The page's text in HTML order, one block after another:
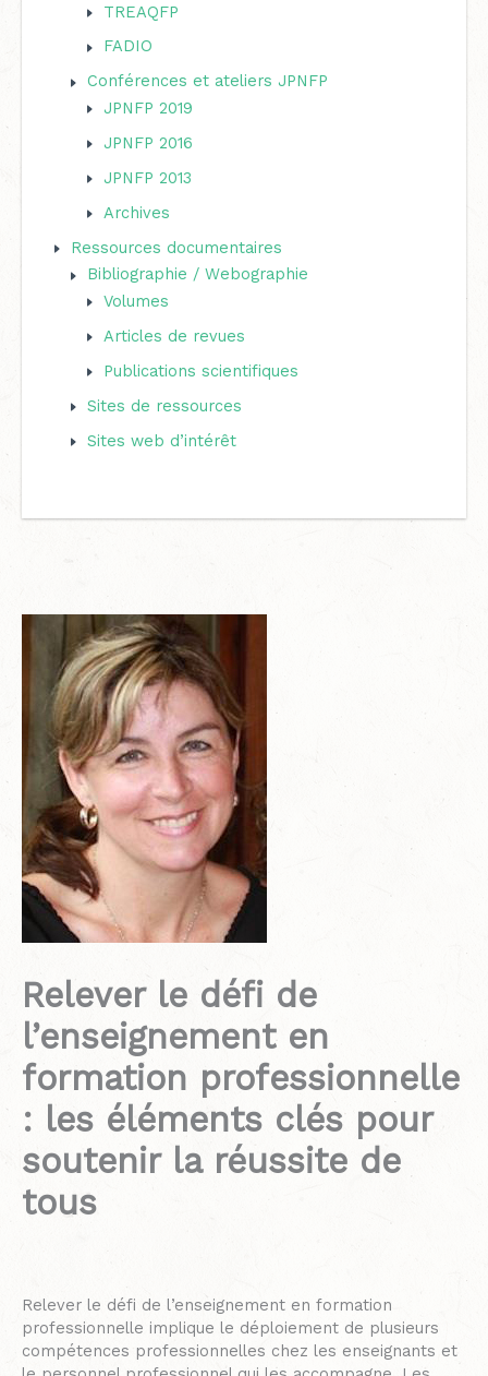
TREAQFP
FADIO
Conférences et ateliers JPNFP
JPNFP 2019
JPNFP 2016
JPNFP 2013
Archives
Ressources documentaires
Bibliographie / Webographie
Volumes
Articles de revues
Publications scientifiques
Sites de ressources
Sites web d’intérêt
Relever le défi de
l’enseignement en
formation professionnelle
: les éléments clés pour
soutenir la réussite de
tous
Relever le défi de l’enseignement en formation
professionnelle implique le déploiement de plusieurs
compétences professionnelles chez les enseignants et